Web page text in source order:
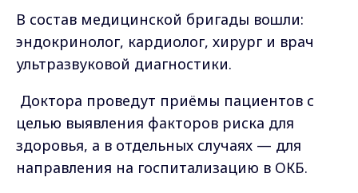
В состав медицинской бригады вошли:
эндокринолог, кардиолог, хирург и врач
ультразвуковой диагностики.
Доктора проведут приёмы пациентов с
целью выявления факторов риска для
здоровья, а в отдельных случаях — для
направления на госпитализацию в ОКБ.